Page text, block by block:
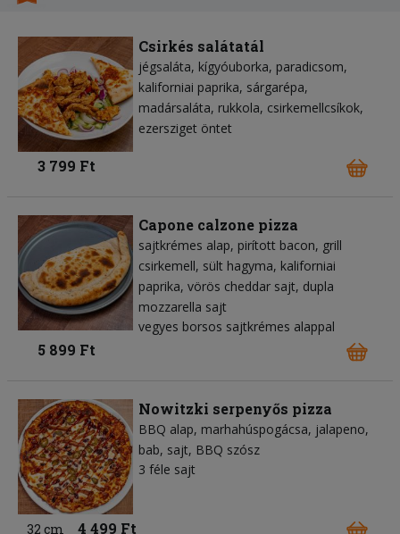
Csirkés salátatál
jégsaláta kígyóuborka paradicsom
kaliforniai paprika sárgarépa
madársaláta rukkola csirkemellcsíkok
ezersziget öntet
3 799 Ft
Capone calzone pizza
sajtkrémes alap pirított bacon grill
csirkemell sült hagyma kaliforniai
paprika vörös cheddar sajt dupla
mozzarella sajt
vegyes borsos sajtkrémes alappal
5 899 Ft
Nowitzki serpenyős pizza
BBQ alap marhahúspogácsa jalapeno
bab sajt BBQ szósz
3 féle sajt
32 cm 4 499 Ft